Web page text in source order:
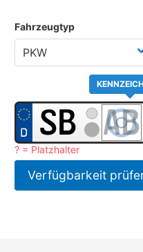
Fahrzeugtyp
? = Platzhalter
Verfügbarkeit